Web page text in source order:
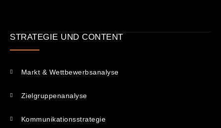
STRATEGIE UND CONTENT
Markt & Wettbewerbsanalyse
Zielgruppenanalyse
Kommunikations­strategie